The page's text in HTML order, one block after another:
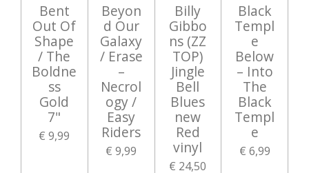
Bent
Out Of
Shape
/ The
Boldne
ss
Gold
7"
€ 9,99
Beyon
d Our
Galaxy
/ Erase
–
Necrol
ogy /
Easy
Riders
€ 9,99
Billy
Gibbo
ns ‎(ZZ
TOP)
Jingle
Bell
Blues
new
Red
vinyl
€ 24,50
Black
Templ
e
Below
‎– Into
The
Black
Templ
e
€ 6,99